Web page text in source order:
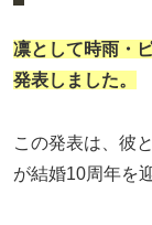
凛として時雨・
発表しました。
この発表は、彼
が結婚10周年を